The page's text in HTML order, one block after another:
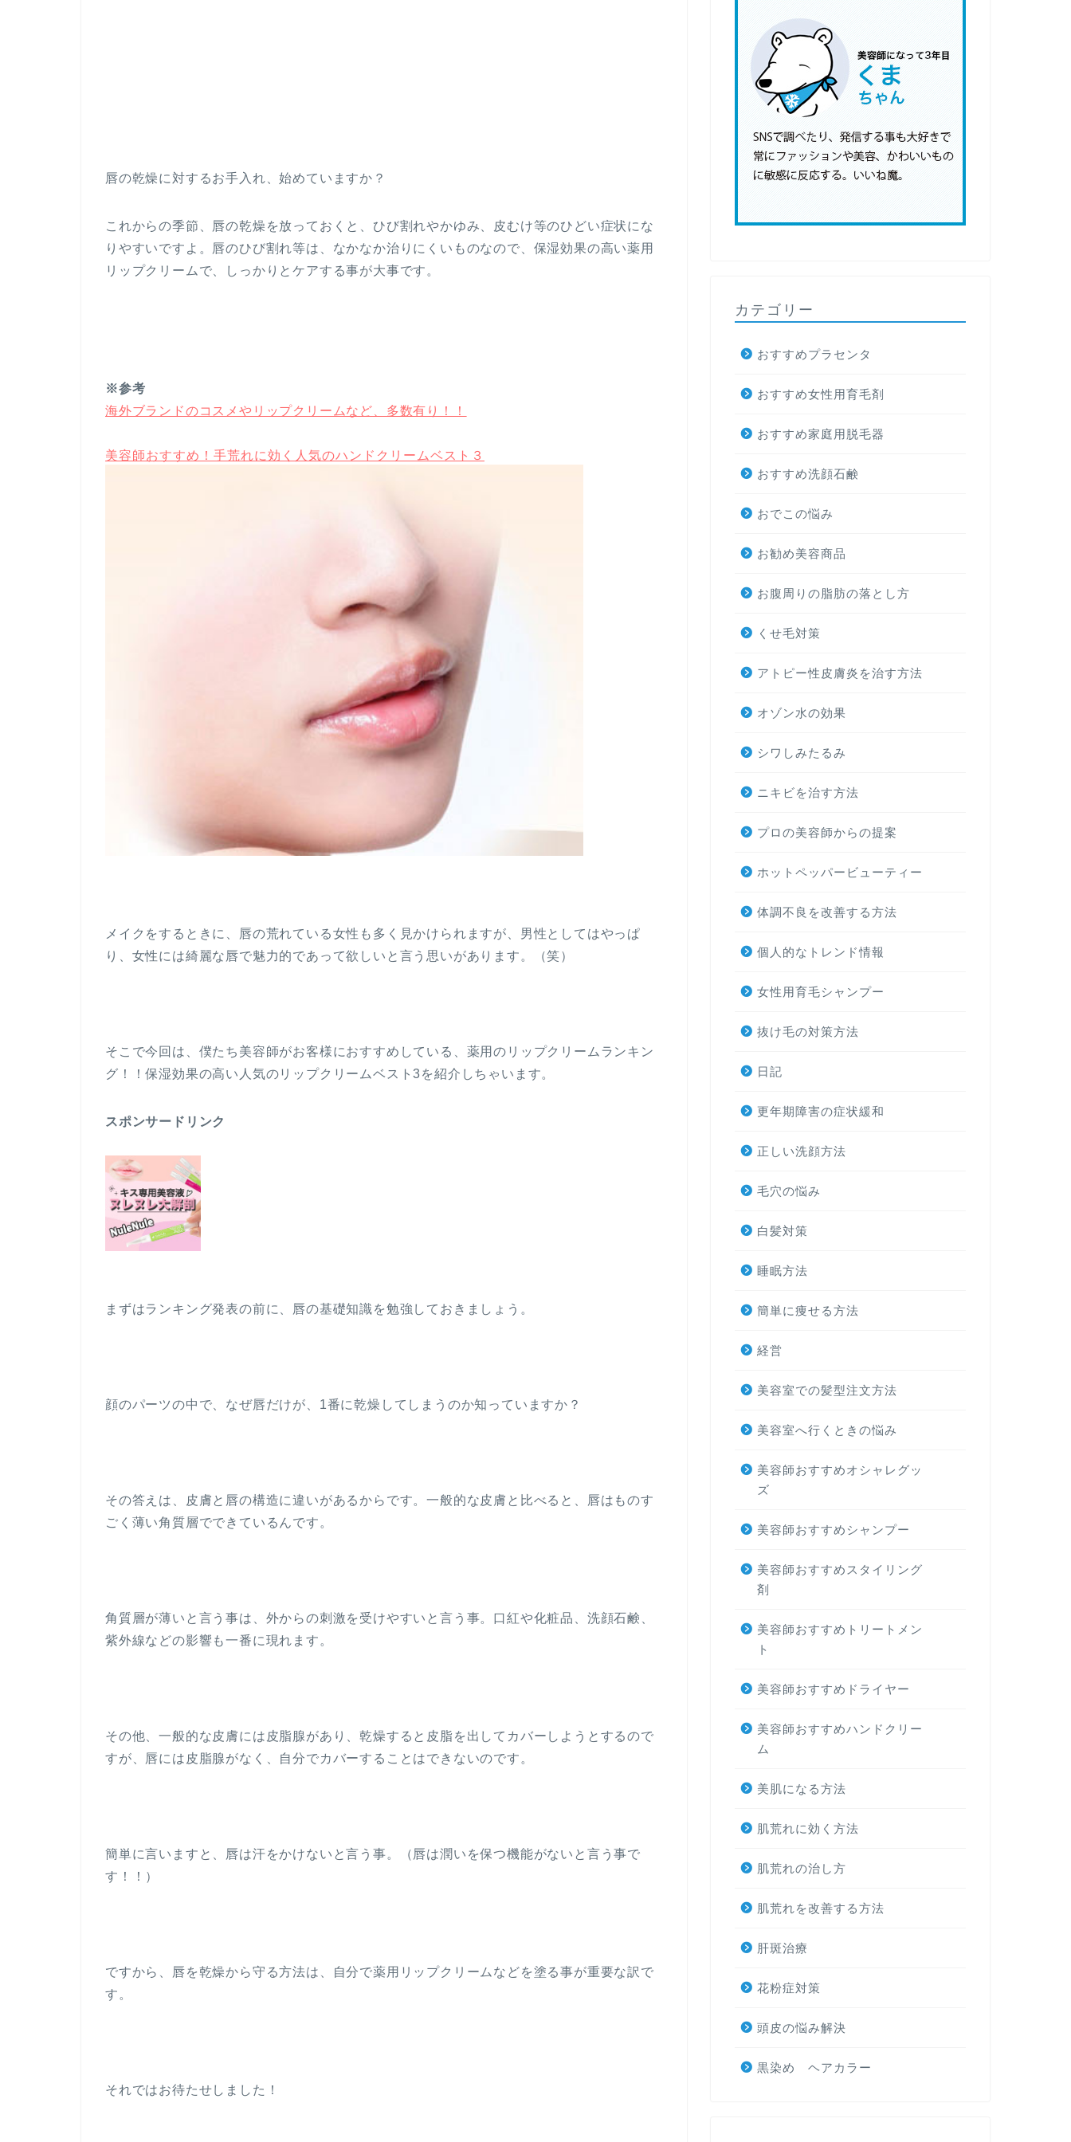
唇の乾燥に対するお手入れ、始めていますか？
これからの季節、唇の乾燥を放っておくと、ひび割れやかゆみ、皮むけ等のひどい症状にな
りやすいですよ。唇のひび割れ等は、なかなか治りにくいものなので、保湿効果の高い薬用
リップクリームで、しっかりとケアする事が大事です。
※参考
海外ブランドのコスメやリップクリームなど、多数有り！！
美容師おすすめ！手荒れに効く人気のハンドクリームベスト３
メイクをするときに、唇の荒れている女性も多く見かけられますが、男性としてはやっぱ
り、女性には綺麗な唇で魅力的であって欲しいと言う思いがあります。（笑）
そこで今回は、僕たち美容師がお客様におすすめしている、薬用のリップクリームランキン
グ！！保湿効果の高い人気のリップクリームベスト3を紹介しちゃいます。
スポンサードリンク
まずはランキング発表の前に、唇の基礎知識を勉強しておきましょう。
顔のパーツの中で、なぜ唇だけが、1番に乾燥してしまうのか知っていますか？
その答えは、皮膚と唇の構造に違いがあるからです。一般的な皮膚と比べると、唇はものす
ごく薄い角質層でできているんです。
角質層が薄いと言う事は、外からの刺激を受けやすいと言う事。口紅や化粧品、洗顔石鹸、
紫外線などの影響も一番に現れます。
その他、一般的な皮膚には皮脂腺があり、乾燥すると皮脂を出してカバーしようとするので
すが、唇には皮脂腺がなく、自分でカバーすることはできないのです。
簡単に言いますと、唇は汗をかけないと言う事。（唇は潤いを保つ機能がないと言う事で
す！！）
ですから、唇を乾燥から守る方法は、自分で薬用リップクリームなどを塗る事が重要な訳で
す。
それではお待たせしました！
カテゴリー
おすすめプラセンタ
おすすめ女性用育毛剤
おすすめ家庭用脱毛器
おすすめ洗顔石鹸
おでこの悩み
お勧め美容商品
お腹周りの脂肪の落とし方
くせ毛対策
アトピー性皮膚炎を治す方法
オゾン水の効果
シワしみたるみ
ニキビを治す方法
プロの美容師からの提案
ホットペッパービューティー
体調不良を改善する方法
個人的なトレンド情報
女性用育毛シャンプー
抜け毛の対策方法
日記
更年期障害の症状緩和
正しい洗顔方法
毛穴の悩み
白髪対策
睡眠方法
簡単に痩せる方法
経営
美容室での髪型注文方法
美容室へ行くときの悩み
美容師おすすめオシャレグッ
ズ
美容師おすすめシャンプー
美容師おすすめスタイリング
剤
美容師おすすめトリートメン
ト
美容師おすすめドライヤー
美容師おすすめハンドクリー
ム
美肌になる方法
肌荒れに効く方法
肌荒れの治し方
肌荒れを改善する方法
肝斑治療
花粉症対策
頭皮の悩み解決
黒染め ヘアカラー